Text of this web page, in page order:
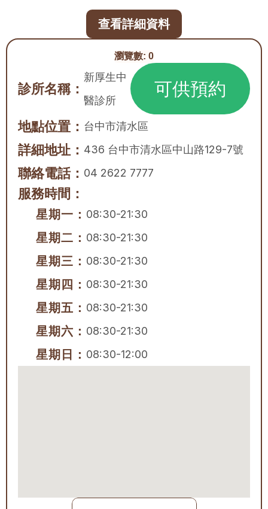
瀏覽數: 0
診所名稱：
新厚生中
醫診所
可供預約
地點位置： 台中市清水區
詳細地址： 436 台中市清水區中山路129-7號
聯絡電話： 04 2622 7777
服務時間：
星期一： 08:30-21:30
星期二： 08:30-21:30
星期三： 08:30-21:30
星期四： 08:30-21:30
星期五： 08:30-21:30
星期六： 08:30-21:30
星期日： 08:30-12:00
查看詳細資料